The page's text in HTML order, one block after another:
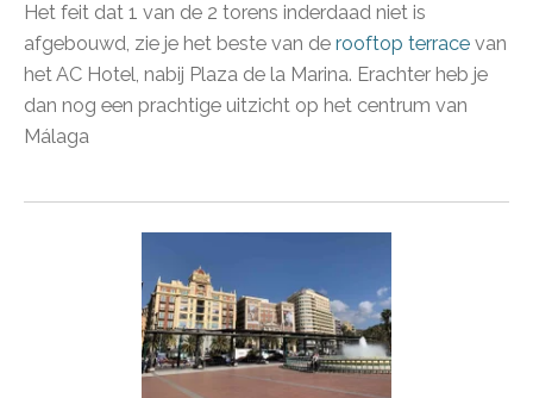
Het feit dat 1 van de 2 torens inderdaad niet is
afgebouwd, zie je het beste van de rooftop terrace van
het AC Hotel, nabij Plaza de la Marina. Erachter heb je
dan nog een prachtige uitzicht op het centrum van
Málaga